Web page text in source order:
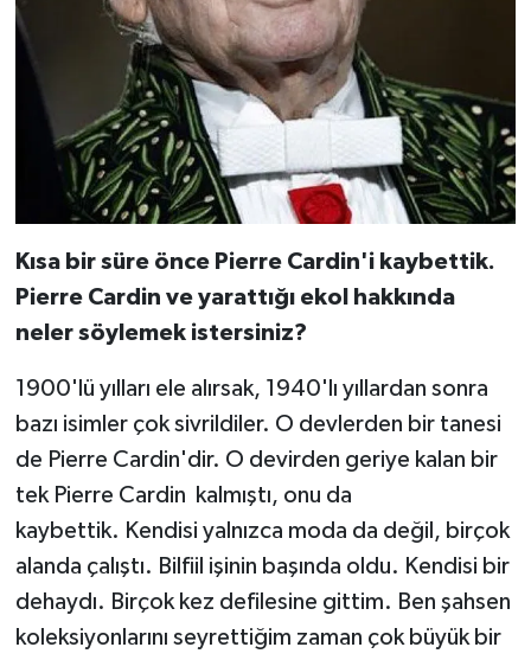
Kısa bir süre önce Pierre Cardin'i kaybettik.
Pierre Cardin ve yarattığı ekol hakkında
neler söylemek istersiniz?
1900'lü yılları ele alırsak, 1940'lı yıllardan sonra
bazı isimler çok sivrildiler. O devlerden bir tanesi
de Pierre Cardin'dir. O devirden geriye kalan bir
tek Pierre Cardin kalmıştı, onu da
kaybettik. Kendisi yalnızca moda da değil, birçok
alanda çalıştı. Bilfiil işinin başında oldu. Kendisi bir
dehaydı. Birçok kez defilesine gittim. Ben şahsen
koleksiyonlarını seyrettiğim zaman çok büyük bir